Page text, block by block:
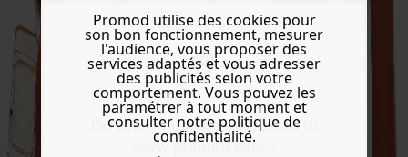
Do you want to be redirected to
www.promod.com ?
Promod utilise des cookies pour
son bon fonctionnement, mesurer
l'audience, vous proposer des
services adaptés et vous adresser
des publicités selon votre
comportement. Vous pouvez les
paramétrer à tout moment et
consulter notre politique de
confidentialité.